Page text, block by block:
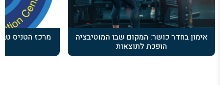
אימון בחדר כושר: המקום שבו המוטיבציה
הופכת לתוצאות
מרכז הטניס